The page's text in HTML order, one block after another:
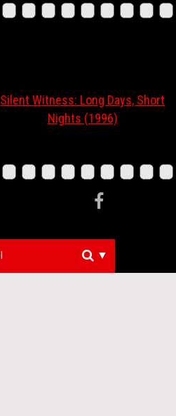
Silent Witness: Long Days, Short
Nights (1996)
▼